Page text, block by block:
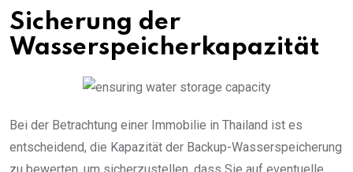
Sicherung der
Wasserspeicherkapazität
Bei der Betrachtung einer Immobilie in Thailand ist es
entscheidend, die Kapazität der Backup-Wasserspeicherung
zu bewerten, um sicherzustellen, dass Sie auf eventuelle